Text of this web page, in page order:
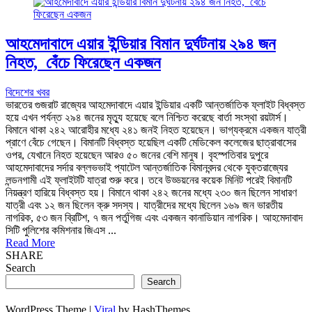
আহমেদাবাদে এয়ার ইন্ডিয়ার বিমান দুর্ঘটনায় ২৯৪ জন
নিহত, বেঁচে ফিরেছেন একজন
বিদেশের খবর
ভারতের গুজরাট রাজ্যের আহমেদাবাদে এয়ার ইন্ডিয়ার একটি আন্তর্জাতিক ফ্লাইট বিধ্বস্ত
হয়ে এখন পর্যন্ত ২৯৪ জনের মৃত্যু হয়েছে বলে নিশ্চিত করেছে বার্তা সংস্থা রয়টার্স।
বিমানে থাকা ২৪২ আরোহীর মধ্যে ২৪১ জনই নিহত হয়েছেন। ভাগ্যক্রমে একজন যাত্রী
প্রাণে বেঁচে গেছেন। বিমানটি বিধ্বস্ত হয়েছিল একটি মেডিকেল কলেজের ছাত্রাবাসের
ওপর, যেখানে নিহত হয়েছেন আরও ৫০ জনের বেশি মানুষ। বৃহস্পতিবার দুপুরে
আহমেদাবাদের সর্দার বল্লভভাই প্যাটেল আন্তর্জাতিক বিমানবন্দর থেকে যুক্তরাজ্যের
লন্ডনগামী এই ফ্লাইটটি যাত্রা শুরু করে। তবে উড্ডয়নের কয়েক মিনিট পরেই বিমানটি
নিয়ন্ত্রণ হারিয়ে বিধ্বস্ত হয়। বিমানে থাকা ২৪২ জনের মধ্যে ২৩০ জন ছিলেন সাধারণ
যাত্রী এবং ১২ জন ছিলেন ক্রু সদস্য। যাত্রীদের মধ্যে ছিলেন ১৬৯ জন ভারতীয়
নাগরিক, ৫৩ জন ব্রিটিশ, ৭ জন পর্তুগিজ এবং একজন কানাডিয়ান নাগরিক। আহমেদাবাদ
সিটি পুলিশের কমিশনার জিএস ...
Read More
SHARE
Search
Search
WordPress Theme | Viral by HashThemes